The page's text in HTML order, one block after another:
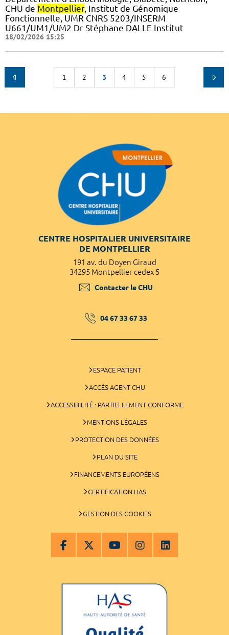
CHU de Montpellier, Institut de Génomique
Fonctionnelle, UMR CNRS 5203/INSERM
U661/UM1/UM2 Dr Stéphane DALLE Institut
18/02/2026 15:25
1 2 3 4 5 6
CENTRE HOSPITALIER UNIVERSITAIRE
DE MONTPELLIER
191 av. du Doyen Giraud
34295 Montpellier cedex 5
Contacter le CHU
04 67 33 67 33
ESPACE PATIENT
ACCÈS AGENT CHU
ACCESSIBILITÉ : PARTIELLEMENT CONFORME
MENTIONS LÉGALES
PROTECTION DES DONNÉES
PLAN DU SITE
FINANCEMENTS EUROPÉENS
CERTIFICATION HAS
GESTION DES COOKIES